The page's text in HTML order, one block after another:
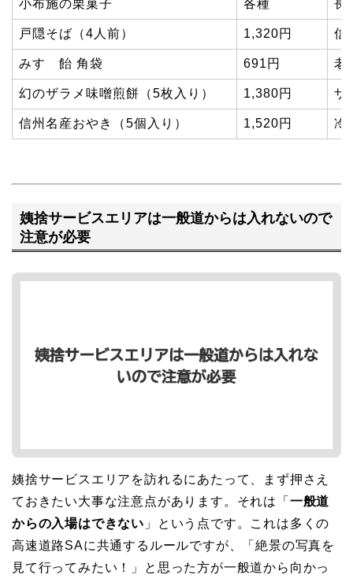
小布施の栗菓子 各種 長
戸隠そば（4人前） 1,320円 信
みすゞ飴 角袋 691円 老
幻のザラメ味噌煎餅（5枚入り） 1,380円 ザ
信州名産おやき（5個入り） 1,520円 冷
姨捨サービスエリアは一般道からは入れないので
注意が必要
姨捨サービスエリアを訪れるにあたって、まず押さえ
ておきたい大事な注意点があります。それは「 一般道
からの入場はできない 」という点です。これは多くの
高速道路SAに共通するルールですが、「絶景の写真を
見て行ってみたい！」と思った方が一般道から向かっ